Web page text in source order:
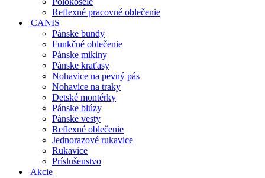
Reflexné pracovné oblečenie
CANIS
Pánske bundy
Funkčné oblečenie
Pánske mikiny
Pánske kraťasy
Nohavice na pevný pás
Nohavice na traky
Detské montérky
Pánske blúzy
Pánske vesty
Reflexné oblečenie
Jednorazové rukavice
Rukavice
Príslušenstvo
Akcie